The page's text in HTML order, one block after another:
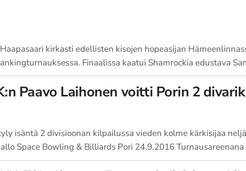
kirkasti edellisten kisojen hopeasijan
Finaalissa kaatui Shamrockia edustava
Paavo Laihonen voitti Porin 2
isäntä 2 divisioonan kilpailussa vieden kolme kärkisijaa
Space Bowling & Billiards Pori 24.9.2016